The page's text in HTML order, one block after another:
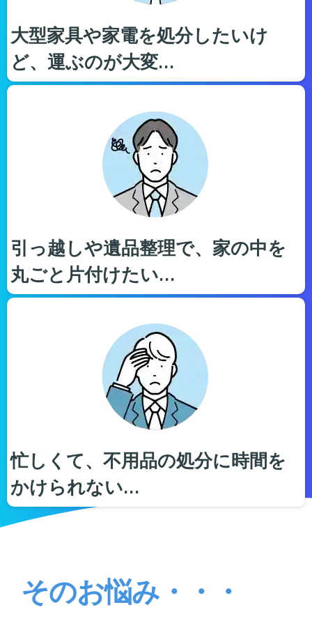
大型家具や家電を処分したいけ
ど、運ぶのが大変…
引っ越しや遺品整理で、家の中を
丸ごと片付けたい…
忙しくて、不用品の処分に時間を
かけられない…
そのお悩み・・・